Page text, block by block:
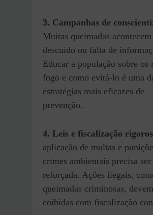
3. Campanhas de
Muitas queimadas
descuido ou falta de
Educar a população sobre os
fogo e como evitá-lo é uma
estratégias mais eficazes de
prevenção.
4. Leis e fiscalização
aplicação de multas e
crimes ambientais precisa ser
reforçada. Ações ilegais,
queimadas criminosas,
coibidas com fiscalização